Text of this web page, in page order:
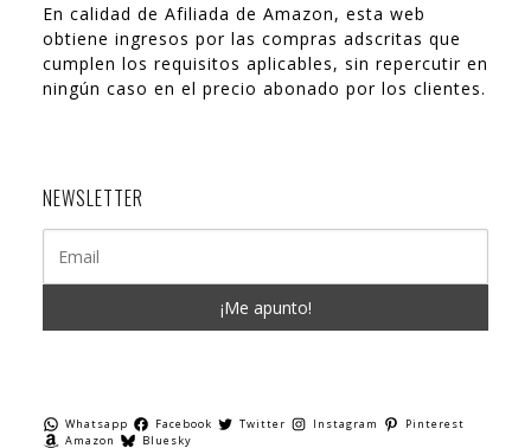
En calidad de Afiliada de Amazon, esta web
obtiene ingresos por las compras adscritas que
cumplen los requisitos aplicables, sin repercutir en
ningún caso en el precio abonado por los clientes.
NEWSLETTER
Whatsapp Facebook Twitter Instagram
Pinterest
Amazon
Bluesky